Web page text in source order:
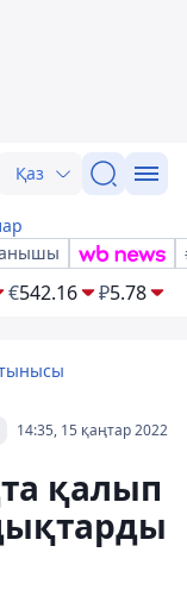
Қаз
€542.16 ₽5.78
14:35, 15 қаңтар 2022
қалып